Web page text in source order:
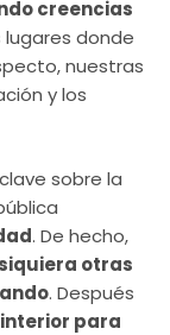
creencias
lugares donde
nuestras
y los
sobre la
. De hecho,
otras
. Después
para